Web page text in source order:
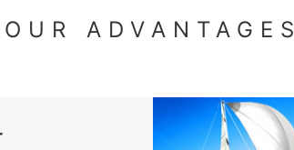
OUR ADVANTAGES